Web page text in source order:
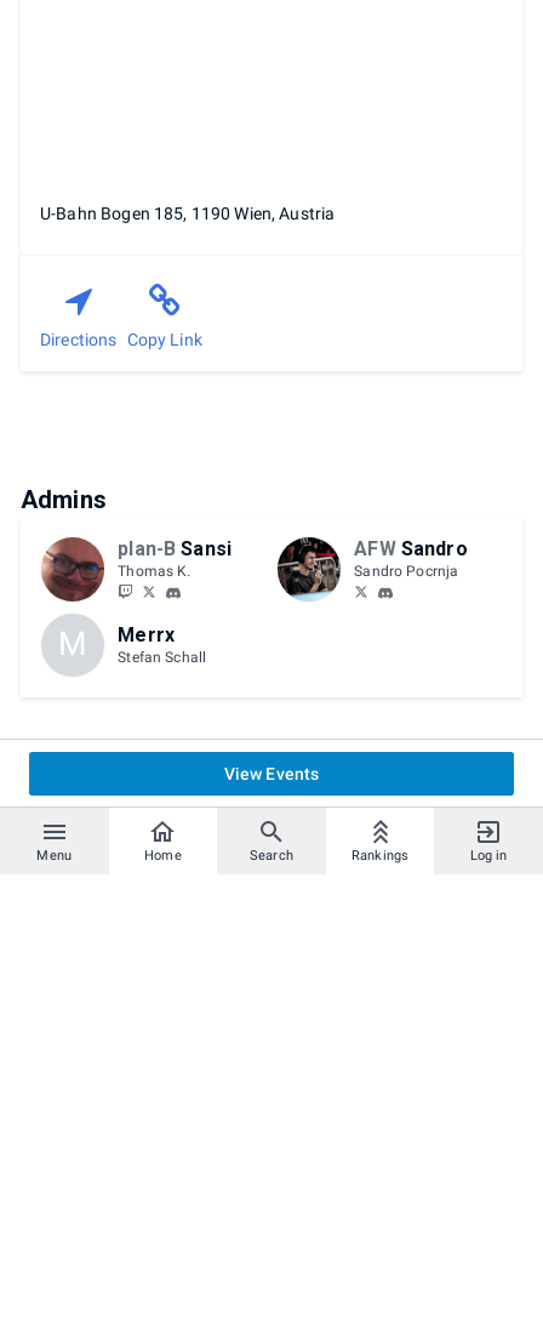
Menu Home Search Rankings Log in
U-Bahn Bogen 185, 1190 Wien, Austria
Directions Copy Link
Admins
plan-B Sansi
Thomas K.
AFW Sandro
Sandro Pocrnja
M Merrx
Stefan Schall
View Events